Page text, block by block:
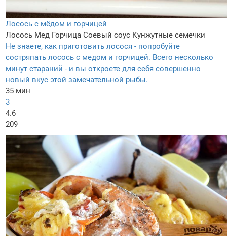
Лосось с мёдом и горчицей
Лосось Мед Горчица Соевый соус Кунжутные семечки
Не знаете, как приготовить лосося - попробуйте
состряпать лосось с медом и горчицей. Всего несколько
минут стараний - и вы откроете для себя совершенно
новый вкус этой замечательной рыбы.
35 мин
3
4.6
209